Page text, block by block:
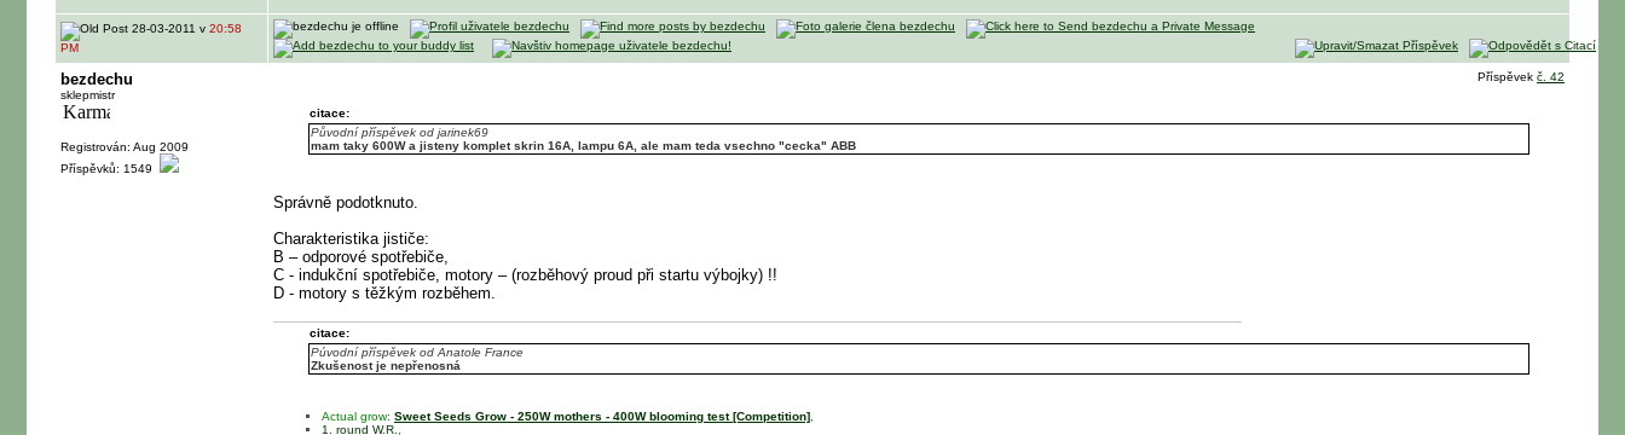
28-03-2011 v 20:58
PM
bezdechu
sklepmistr
Registrován: Aug 2009
Příspěvků: 1549
Příspěvek č. 42
citace:
Původní příspěvek od jarinek69
mam taky 600W a jisteny komplet skrin 16A, lampu 6A, ale mam teda vsechno "cecka" ABB
Správně podotknuto.
Charakteristika jističe:
B – odporové spotřebiče,
C - indukční spotřebiče, motory – (rozběhový proud při startu výbojky) !!
D - motory s těžkým rozběhem.
citace:
Púvodní příspěvek od Anatole France
Zkušenost je nepřenosná
Actual grow: Sweet Seeds Grow - 250W mothers - 400W blooming test [Competition]
1. round W.R.